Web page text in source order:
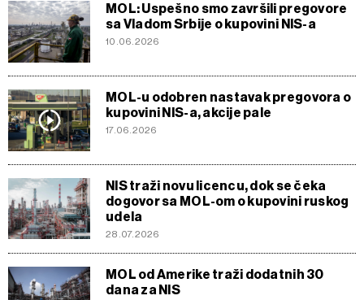
MOL: Uspešno smo završili pregovore
sa Vladom Srbije o kupovini NIS-a
10.06.2026
MOL-u odobren nastavak pregovora o
kupovini NIS-a, akcije pale
17.06.2026
NIS traži novu licencu, dok se čeka
dogovor sa MOL-om o kupovini ruskog
udela
28.07.2026
MOL od Amerike traži dodatnih 30
dana za NIS